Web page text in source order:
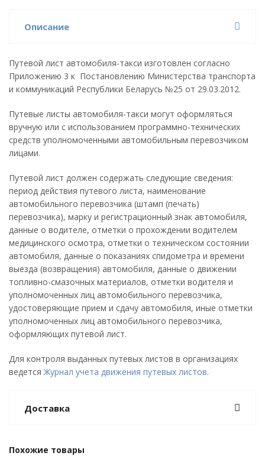
Описание
Путевой лист автомобиля-такси изготовлен согласно
Приложению 3 к Постановлению Министерства транспорта
и коммуникаций Республики Беларусь №25 от 29.03.2012.
Путевые листы автомобиля-такси могут оформляться
вручную или с использованием программно-технических
средств уполномоченными автомобильным перевозчиком
лицами.
Путевой лист должен содержать следующие сведения:
период действия путевого листа, наименование
автомобильного перевозчика (штамп (печать)
перевозчика), марку и регистрационный знак автомобиля,
данные о водителе, отметки о прохождении водителем
медицинского осмотра, отметки о техническом состоянии
автомобиля, данные о показаниях спидометра и времени
выезда (возвращения) автомобиля, данные о движении
топливно-смазочных материалов, отметки водителя и
уполномоченных лиц автомобильного перевозчика,
удостоверяющие прием и сдачу автомобиля, иные отметки
уполномоченных лиц автомобильного перевозчика,
оформляющих путевой лист.
Для контроля выданных путевых листов в организациях
ведетсяЖурнал учета движения путевых листов.
Доставка
Похожие товары